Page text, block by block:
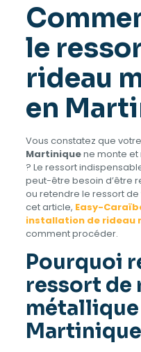
le
rideau
en
Vous constatez que votre
Martiniquene monte et
? Le ressort
peut-être besoin d’être
ou retendre le ressort de
cet article, Easy-
installation de rideau
comment procéder.
Pourquoi
ressort de
métallique